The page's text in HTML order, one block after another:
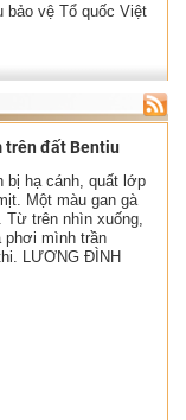
bảo vệ Tổ quốc Việt
trên đất Bentiu
bị hạ cánh, quất lớp
Một màu gan gà
trên nhìn xuống,
phơi mình trần
LƯƠNG ĐÌNH